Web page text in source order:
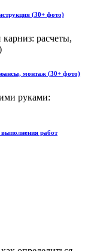
(30+ фото)
монтаж (30+ фото)
работ